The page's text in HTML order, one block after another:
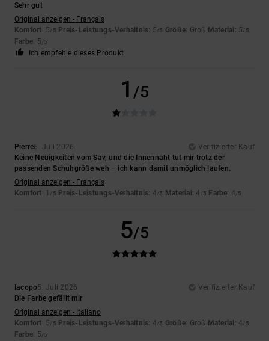
Sehr gut
Original anzeigen - Français
Komfort: 5/5 Preis-Leistungs-Verhältnis: 5/5 Größe: Groß Material : 5/5
Farbe: 5/5
Ich empfehle dieses Produkt
1 /5
Pierre6. Juli 2026
Verifizierter Kauf
Keine Neuigkeiten vom Sav, und die Innennaht tut mir trotz der
passenden Schuhgröße weh – ich kann damit unmöglich laufen.
Original anzeigen - Français
Komfort: 1 /5 Preis-Leistungs-Verhältnis: 4/5 Material: 4 /5 Farbe: 4/5
5/5
Iacopo5. Juli 2026
Verifizierter Kauf
Die Farbe gefällt mir
Original anzeigen - Italiano
Komfort: 5/5 Preis-Leistungs-Verhältnis: 4/5 Größe: Groß Material : 4/5
Farbe: 5/5